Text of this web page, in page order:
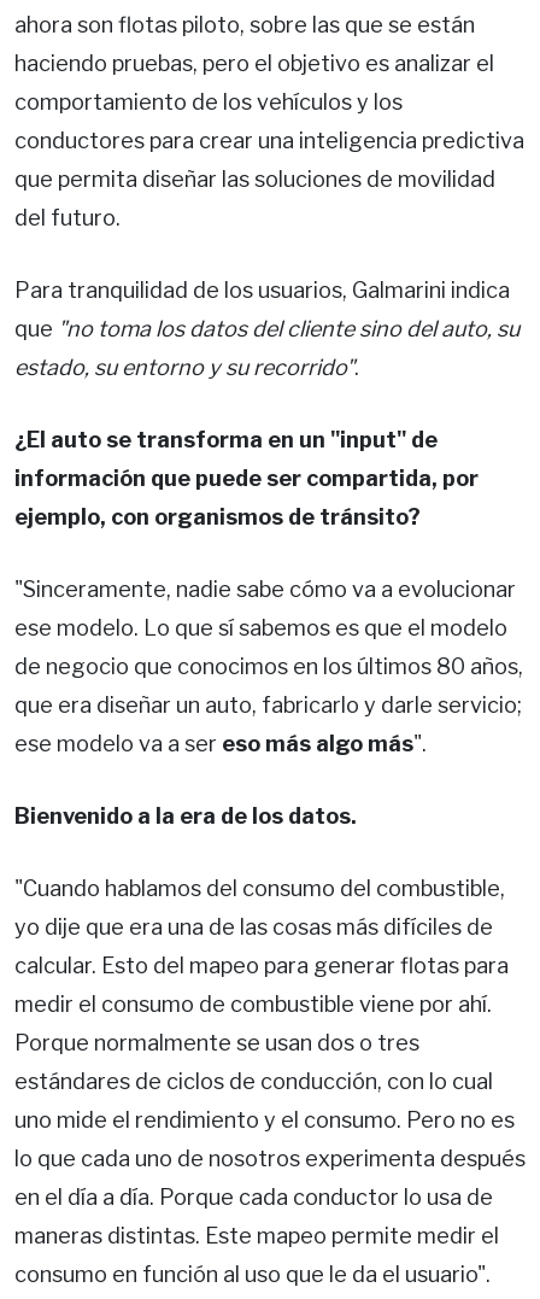
ahora son flotas piloto, sobre las que se están
haciendo pruebas, pero el objetivo es analizar el
comportamiento de los vehículos y los
conductores para crear una inteligencia predictiva
que permita diseñar las soluciones de movilidad
del futuro.
Para tranquilidad de los usuarios, Galmarini indica
que "no toma los datos del cliente sino del auto, su
estado, su entorno y su recorrido".
¿El auto se transforma en un "input" de
información que puede ser compartida, por
ejemplo, con organismos de tránsito?
"Sinceramente, nadie sabe cómo va a evolucionar
ese modelo. Lo que sí sabemos es que el modelo
de negocio que conocimos en los últimos 80 años,
que era diseñar un auto, fabricarlo y darle servicio;
ese modelo va a ser eso más algo más".
Bienvenido a la era de los datos.
"Cuando hablamos del consumo del combustible,
yo dije que era una de las cosas más difíciles de
calcular. Esto del mapeo para generar flotas para
medir el consumo de combustible viene por ahí.
Porque normalmente se usan dos o tres
estándares de ciclos de conducción, con lo cual
uno mide el rendimiento y el consumo. Pero no es
lo que cada uno de nosotros experimenta después
en el día a día. Porque cada conductor lo usa de
maneras distintas. Este mapeo permite medir el
consumo en función al uso que le da el usuario".